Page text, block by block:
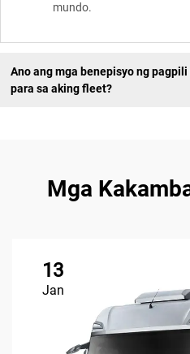
mundo.
Ano ang mga benepisyo ng pagpili
para sa aking fleet?
Mga
13
Jan